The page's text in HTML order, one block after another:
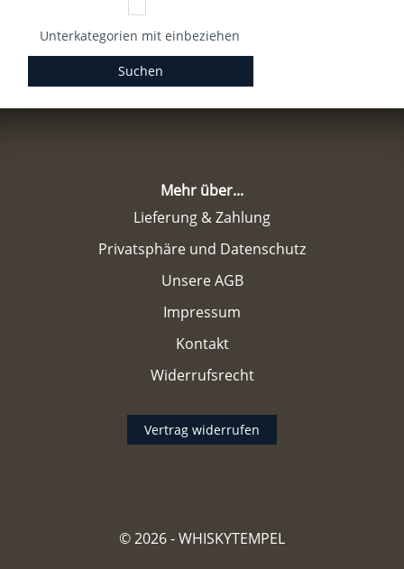
Unterkategorien mit einbeziehen
Suchen
Mehr über...
Lieferung & Zahlung
Privatsphäre und Datenschutz
Unsere AGB
Impressum
Kontakt
Widerrufsrecht
Vertrag widerrufen
© 2026 -WHISKYTEMPEL